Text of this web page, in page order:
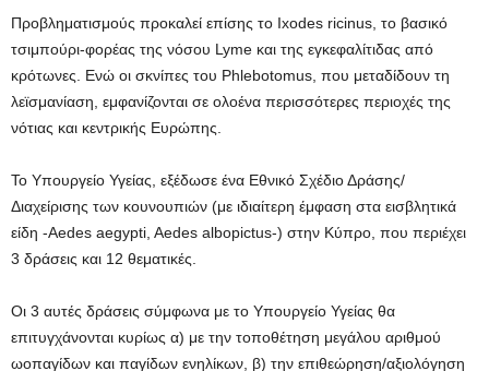
Προβληματισμούς προκαλεί επίσης το Ixodes ricinus, το βασικό
τσιμπούρι-φορέας της νόσου Lyme και της εγκεφαλίτιδας από
κρότωνες. Ενώ οι σκνίπες του Phlebotomus, που μεταδίδουν τη
λεϊσμανίαση, εμφανίζονται σε ολοένα περισσότερες περιοχές της
νότιας και κεντρικής Ευρώπης.
Το Υπουργείο Υγείας, εξέδωσε ένα Εθνικό Σχέδιο Δράσης/
Διαχείρισης των κουνουπιών (με ιδιαίτερη έμφαση στα εισβλητικά
είδη -Aedes aegypti, Aedes albopictus-) στην Κύπρο, που περιέχει
3 δράσεις και 12 θεματικές.
Οι 3 αυτές δράσεις σύμφωνα με το Υπουργείο Υγείας θα
επιτυγχάνονται κυρίως α) με την τοποθέτηση μεγάλου αριθμού
ωοπαγίδων και παγίδων ενηλίκων, β) την επιθεώρηση/αξιολόγηση